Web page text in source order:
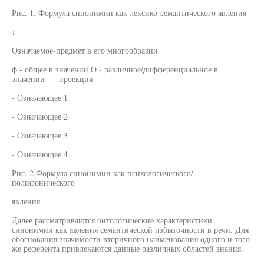
Рис. 1. Формула синонимии как лексико-семантического явления
т
Означаемое-предмет в его многообразии
ф - общее в значении О - различное/дифференциальное в
значении ----проекция
- Означающее 1
- Означающее 2
- Означающее 3
- Означающее 4
Рис. 2 Формула синонимии как психологического/
полифонического
явления
Далее рассматриваются онтологические характеристики
синонимии как явления семантической избыточности в речи. Для
обоснования значимости вторичного наименования одного и того
же референта привлекаются данные различных областей знания.